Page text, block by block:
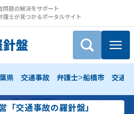
問題の解決をサポート
護士が見つかるポータルサイト
県 交通事故 弁護士>船橋市 交通
「交通事故の羅針盤」